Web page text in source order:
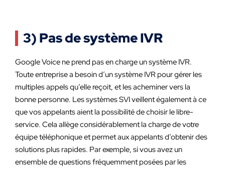
3) Pas de système IVR
Google Voice ne prend pas en charge un système IVR.
Toute entreprise a besoin d’un système IVR pour gérer les
multiples appels qu’elle reçoit, et les acheminer vers la
bonne personne. Les systèmes SVI veillent également à ce
que vos appelants aient la possibilité de choisir le libre-
service. Cela allège considérablement la charge de votre
équipe téléphonique et permet aux appelants d’obtenir des
solutions plus rapides. Par exemple, si vous avez un
ensemble de questions fréquemment posées par les